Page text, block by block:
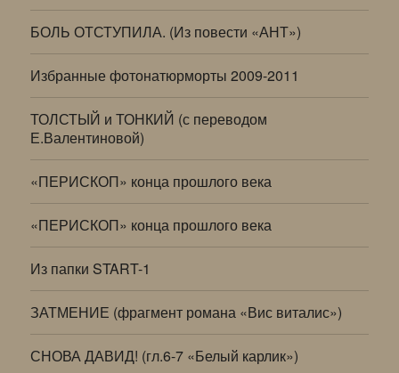
БОЛЬ ОТСТУПИЛА. (Из повести «АНТ»)
Избранные фотонатюрморты 2009-2011
ТОЛСТЫЙ и ТОНКИЙ (с переводом
Е.Валентиновой)
«ПЕРИСКОП» конца прошлого века
«ПЕРИСКОП» конца прошлого века
Из папки START-1
ЗАТМЕНИЕ (фрагмент романа «Вис виталис»)
СНОВА ДАВИД! (гл.6-7 «Белый карлик»)